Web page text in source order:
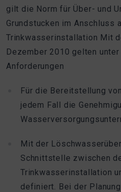
gilt die Norm für Über- und
Grundstucken im Anschluss
Trinkwasserinstallation Mit
Dezember 2010 gelten
Anforderungen
Für die Bereitstellung
jedem Fall die
Mit der
Schnittstelle zwischen
Trinkwasserinstallation
definiert. Bei der